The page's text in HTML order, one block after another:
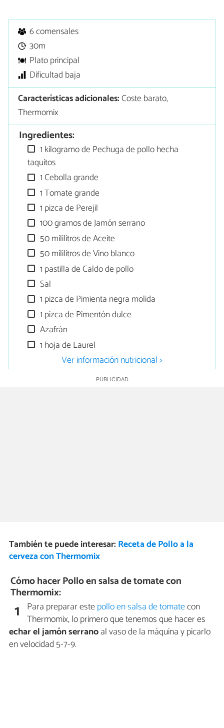
6 comensales
30m
Plato principal
Dificultad baja
Características adicionales:Coste barato,
Thermomix
Ingredientes:
1 kilogramo de Pechuga de pollo hecha
taquitos
1 Cebolla grande
1 Tomate grande
1 pizca de Perejil
100 gramos de Jamón serrano
50 mililitros de Aceite
50 mililitros de Vino blanco
1 pastilla de Caldo de pollo
Sal
1 pizca de Pimienta negra molida
1 pizca de Pimentón dulce
Azafrán
1 hoja de Laurel
Ver información nutricional >
También te puede interesar: Receta de Pollo a la
cerveza con Thermomix
Cómo hacer Pollo en salsa de tomate con
Thermomix:
1 Para preparar estepollo en salsa de tomatecon
Thermomix, lo primero que tenemos que hacer es
echar el jamón serranoal vaso de la máquina y picarlo
en velocidad 5-7-9.